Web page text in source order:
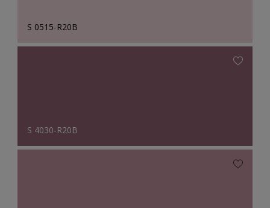
S 0515-R20B
S 4030-R20B